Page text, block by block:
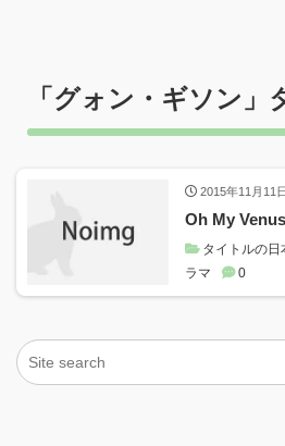
「グォン・ギソン 」
2015年11月11日
Oh My Venus
タイトルの日
ラマ
0